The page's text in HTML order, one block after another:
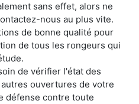
sans effet, alors ne
nous au plus vite.
de bonne qualité pour
de tous les rongeurs qui
de vérifier l'état des
ouvertures de votre
défense contre toute